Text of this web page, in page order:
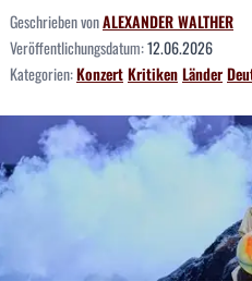
Geschrieben vonALEXANDER WALTHER
Veröffentlichungsdatum:12.06.2026
Kategorien:KonzertKritikenLänder